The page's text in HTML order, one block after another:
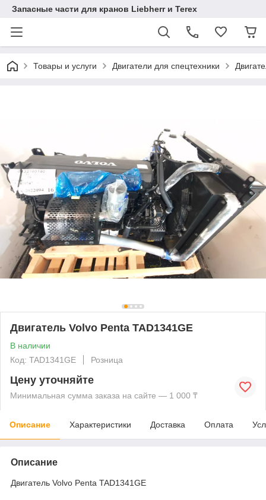
Запасные части для кранов Liebherr и Terex
Товары и услуги Двигатели для спецтехники
Двигатель Volvo Penta TAD1341GE
В наличии
Код: TAD1341GE
Розница
Цену уточняйте
Минимальная сумма заказа на сайте — 1 000 ₸
Описание Характеристики Доставка Оплата
Описание
Двигатель Volvo Penta TAD1341GE